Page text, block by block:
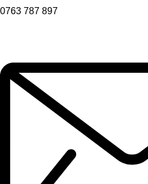
0763 787 897